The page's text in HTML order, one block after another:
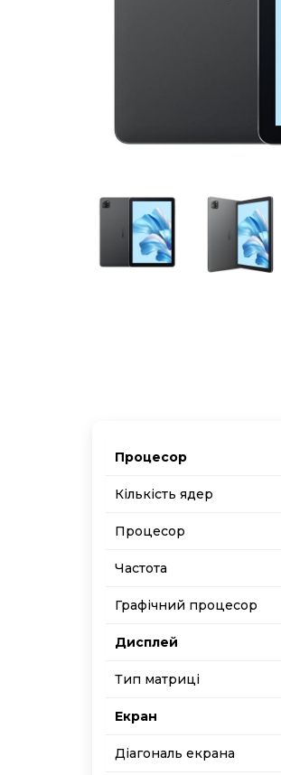
Процесор
Кількість ядер
Процесор
Частота
Графічний процесор
Дисплей
Тип матриці
Екран
Діагональ екрана